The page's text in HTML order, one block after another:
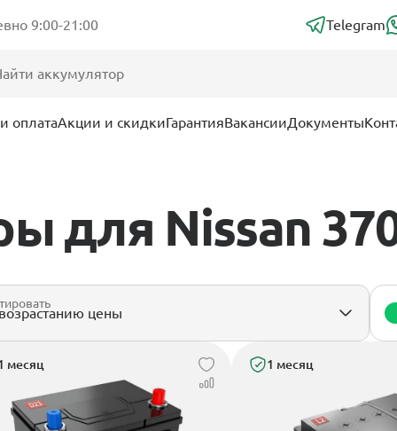
9:00-21:00 Telegram
оплатаАкции и скидкиГарантияВакансииДокументы
для Nissan
месяц 1 месяц